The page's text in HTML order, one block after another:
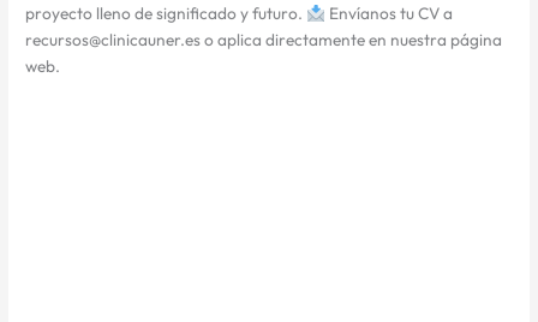
proyecto lleno de significado y futuro.
Envíanos tu CV a
recursos@clinicauner.es o aplica directamente en nuestra página
web.